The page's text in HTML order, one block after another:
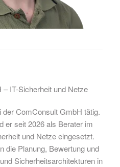
IT-Sicherheit und Netze
ComConsult GmbH tätig.
er seit 2026 als Berater im
und Netze eingesetzt.
die Planung, Bewertung und
Sicherheitsarchitekturen in